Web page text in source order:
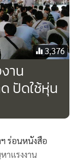
ของภาคกลาง
สำหรับ
มีความกังวลรอง
ลนแรงงาน
เศรษฐกิจไทยยังคง
เนื่องจากกำลังซื้อ
ณผลผลิตยังไม่
ใช้จ่ายและลงทุน
3,376
าน
ปัดใช้หุ่น
ร่อนหนังสือ
าแรงงาน